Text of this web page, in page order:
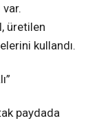
üretilen
kullandı.
paydada